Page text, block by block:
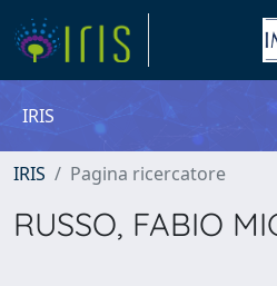
IRIS
IRIS Pagina ricercatore
RUSSO, FABIO